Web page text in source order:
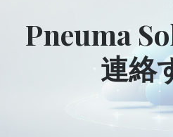
Pneuma
連絡